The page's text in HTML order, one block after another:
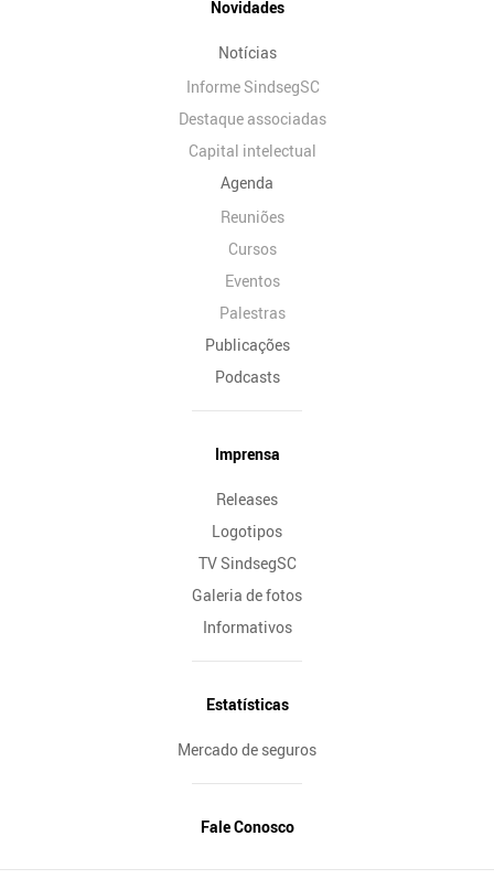
Novidades
Notícias
Informe SindsegSC
Destaque associadas
Capital intelectual
Agenda
Reuniões
Cursos
Eventos
Palestras
Publicações
Podcasts
Imprensa
Releases
Logotipos
TV SindsegSC
Galeria de fotos
Informativos
Estatísticas
Mercado de seguros
Fale Conosco